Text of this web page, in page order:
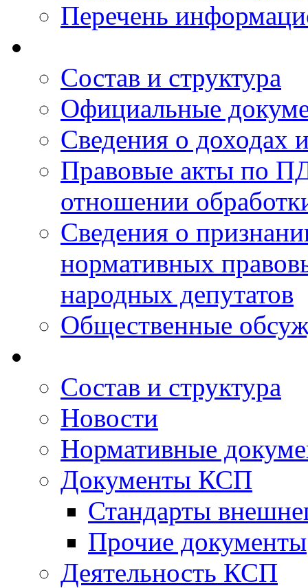
Перечень
Состав и структура
Официальные
Сведения о доходах
Правовые акты по
отношении
Сведения о
нормативных
народных депутатов
Общественные
Состав и структура
Новости
Нормативные
Документы КСП
Стандарты
Прочие документы
Деятельность КСП